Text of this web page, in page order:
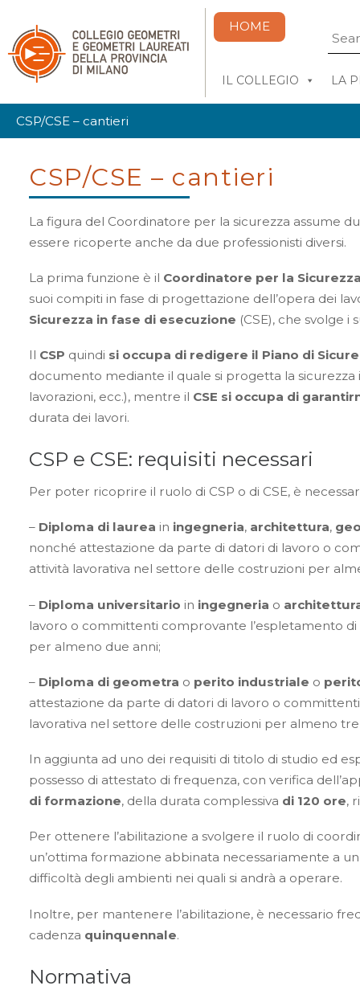
HOME
IL COLLEGIO LA
CSP/CSE – cantieri
CSP/CSE – cantieri
La figura del Coordinatore per la sicurezza assume
essere ricoperte anche da due professionisti diversi.
La prima funzione è il Coordinatore per la
suoi compiti in fase di progettazione dell’opera dei
Sicurezza in fase di esecuzione (CSE), che svolge i
Il CSP quindi si occupa di redigere il Piano di
documento mediante il quale si progetta la
lavorazioni, ecc.), mentre il CSE si occupa di
durata dei lavori.
CSP e CSE: requisiti necessari
Per poter ricoprire il ruolo di CSP o di CSE, è
– Diploma di laurea in ingegneria, architettura,
nonché attestazione da parte di datori di lavoro o
attività lavorativa nel settore delle costruzioni per
– Diploma universitario in ingegneria o
lavoro o committenti comprovante l’espletamento
per almeno due anni;
– Diploma di geometra o perito industriale o
attestazione da parte di datori di lavoro o
lavorativa nel settore delle costruzioni per almeno tre
In aggiunta ad uno dei requisiti di titolo di studio ed
possesso di attestato di frequenza, con verifica
di formazione, della durata complessiva di 120 ore,
Per ottenere l’abilitazione a svolgere il ruolo di
un’ottima formazione abbinata necessariamente a
difficoltà degli ambienti nei quali si andrà a operare.
Inoltre, per mantenere l’abilitazione, è necessario
cadenza quinquennale.
Normativa